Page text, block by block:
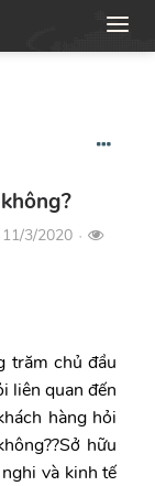
3/2020 ●
trăm chủ đầu
liên quan đến
hàng hỏi
hữu
và kinh tế